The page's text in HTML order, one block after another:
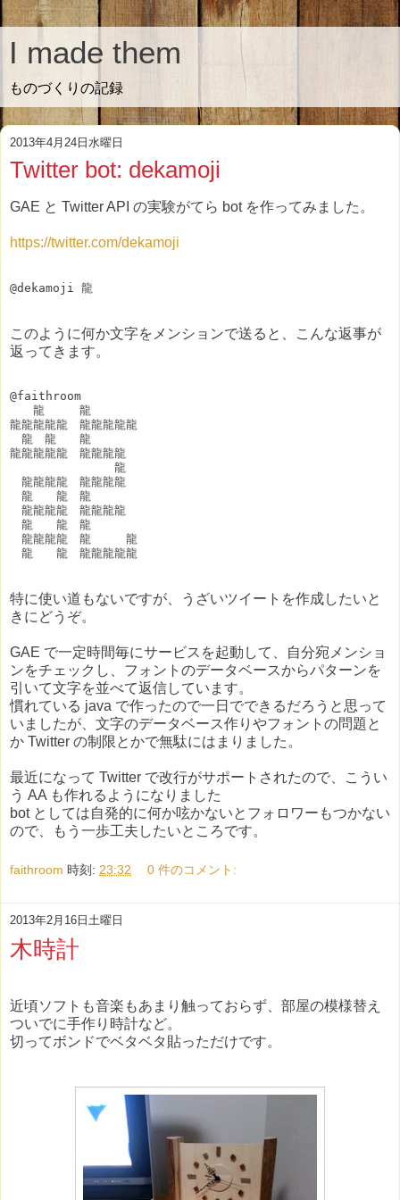
I made them
ものづくりの記録
2013年4月24日水曜日
Twitter bot: dekamoji
GAE と Twitter API の実験がてら bot を作ってみました。
https://twitter.com/dekamoji
このように何か文字をメンションで送ると、こんな返事が
返ってきます。
@faithroom
龍　　　龍
龍龍龍龍龍　龍龍龍龍龍
龍　龍　　龍
龍龍龍龍龍　龍龍龍龍
龍
龍龍龍龍　龍龍龍龍
龍　　龍　龍
龍龍龍龍　龍龍龍龍
龍　　龍　龍
龍龍龍龍　龍　　　龍
特に使い道もないですが、うざいツイートを作成したいと
きにどうぞ。
GAE で一定時間毎にサービスを起動して、自分宛メンショ
ンをチェックし、フォントのデータベースからパターンを
引いて文字を並べて返信しています。
慣れている java で作ったので一日でできるだろうと思って
いましたが、文字のデータベース作りやフォントの問題と
か Twitter の制限とかで無駄にはまりました。
最近になって Twitter で改行がサポートされたので、こうい
う AA も作れるようになりました
bot としては自発的に何か呟かないとフォロワーもつかない
ので、もう一歩工夫したいところです。
faithroom 時刻: 23:32 0 件のコメント:
2013年2月16日土曜日
木時計
近頃ソフトも音楽もあまり触っておらず、部屋の模様替え
ついでに手作り時計など。
切ってボンドでベタベタ貼っただけです。